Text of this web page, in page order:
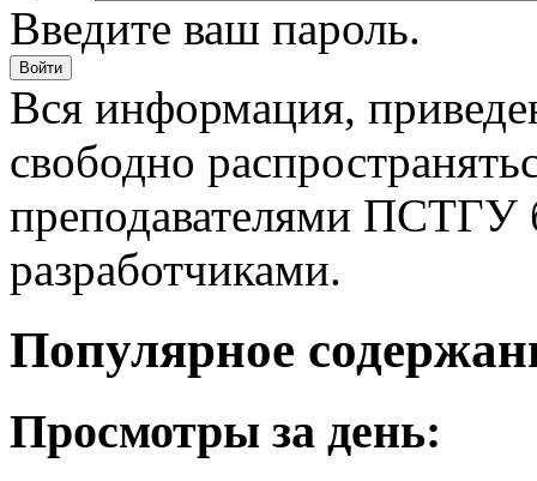
Введите ваш пароль.
Вся информация,
свободно
преподавателями ПСТГУ
разработчиками.
Популярное
Просмотры за день: